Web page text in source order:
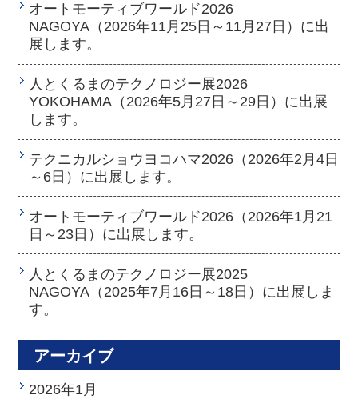
オートモーティブワールド2026
NAGOYA（2026年11月25日～11月27日）に出
展します。
人とくるまのテクノロジー展2026
YOKOHAMA（2026年5月27日～29日）に出展
します。
テクニカルショウヨコハマ2026（2026年2月4日
～6日）に出展します。
オートモーティブワールド2026（2026年1月21
日～23日）に出展します。
人とくるまのテクノロジー展2025
NAGOYA（2025年7月16日～18日）に出展しま
す。
アーカイブ
2026年1月